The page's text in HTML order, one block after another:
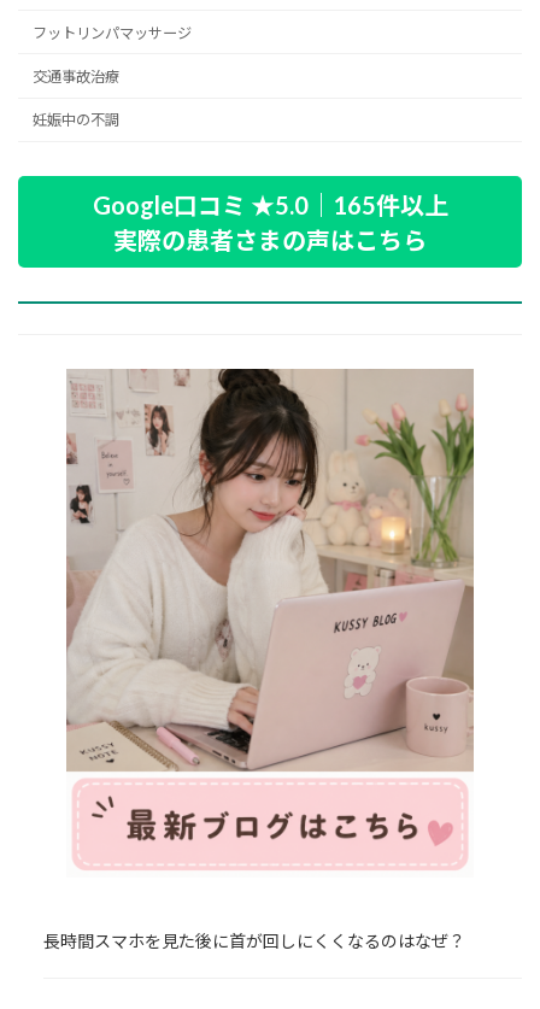
フットリンパマッサージ
交通事故治療
妊娠中の不調
Google口コミ ★5.0｜165件以上
実際の患者さまの声はこちら
長時間スマホを見た後に首が回しにくくなるのはなぜ？